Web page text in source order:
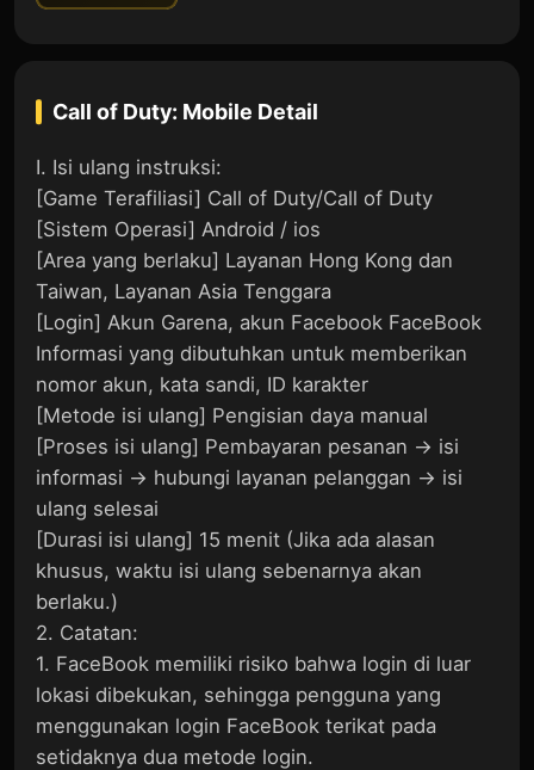
Call of Duty: Mobile Detail
I. Isi ulang instruksi:
[Game Terafiliasi] Call of Duty/Call of Duty
[Sistem Operasi] Android / ios
[Area yang berlaku] Layanan Hong Kong dan
Taiwan, Layanan Asia Tenggara
[Login] Akun Garena, akun Facebook FaceBook
Informasi yang dibutuhkan untuk memberikan
nomor akun, kata sandi, ID karakter
[Metode isi ulang] Pengisian daya manual
[Proses isi ulang] Pembayaran pesanan → isi
informasi → hubungi layanan pelanggan → isi
ulang selesai
[Durasi isi ulang] 15 menit (Jika ada alasan
khusus, waktu isi ulang sebenarnya akan
berlaku.)
2. Catatan:
1. FaceBook memiliki risiko bahwa login di luar
lokasi dibekukan, sehingga pengguna yang
menggunakan login FaceBook terikat pada
setidaknya dua metode login.